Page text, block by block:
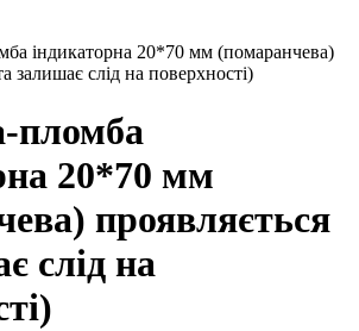
індикаторна 20*70 мм (помаранчева)
залишає слід на поверхності)
пломба
20*70 мм
проявляється
слід на